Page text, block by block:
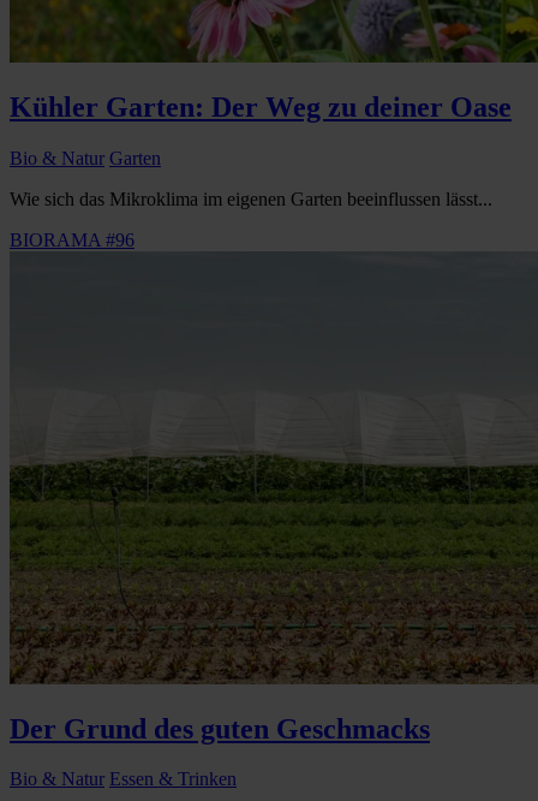
Kühler Garten: Der Weg zu deiner Oase
Bio & Natur Garten
Wie sich das Mikroklima im eigenen Garten beeinflussen lässt...
BIORAMA #96
Der Grund des guten Geschmacks
Bio & Natur Essen & Trinken